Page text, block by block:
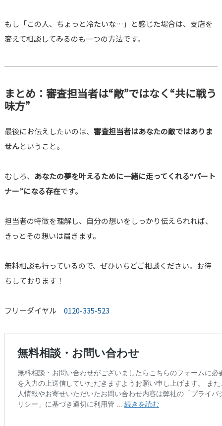
もし「この人、ちょっと冷たいな…」と感じた場合は、支店を
変えて相談してみるのも一つの方法です。
まとめ：審査担当者は“敵”ではなく“共に戦う
味方”
最後にお伝えしたいのは、 審査担当者はあなたの敵ではありま
せんということ。
むしろ、 あなたの夢を叶えるために一緒に走ってくれる“パート
ナー”になる存在です。
担当者の特徴を理解し、自分の想いをしっかり伝えられれば、
きっとその想いは届きます。
無料相談も行っているので、ぜひいちどご相談ください。お待
ちしております！
フリーダイヤル 0120-335-523